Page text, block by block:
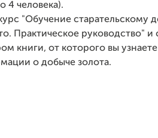
4 человека).
"Обучение старательскому
Практическое руководство" и
книги, от которого вы
о добыче золота.